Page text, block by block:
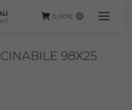
0,00€ 0
98X25